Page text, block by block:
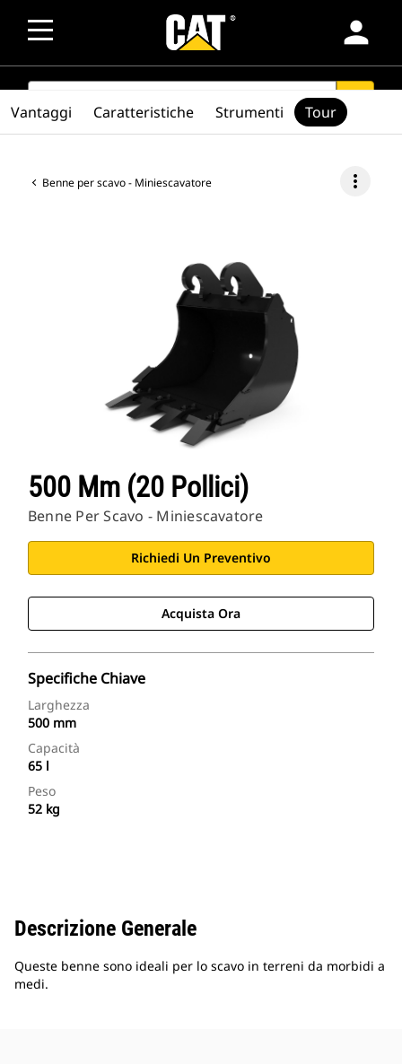
person
SEARCH search
Benne per scavo - Miniescavatore more_vert
500 Mm (20 Pollici)
Benne Per Scavo - Miniescavatore
Richiedi Un Preventivo
Acquista Ora
Specifiche Chiave
Larghezza
500 mm
Capacità
65 l
Peso
52 kg
Vantaggi Caratteristiche Strumenti Tour
Descrizione Generale
Queste benne sono ideali per lo scavo in terreni da morbidi a
medi.